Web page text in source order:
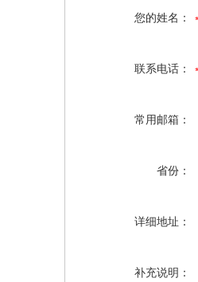
您的姓名：
联系电话：
常用邮箱：
省份：
详细地址：
补充说明：